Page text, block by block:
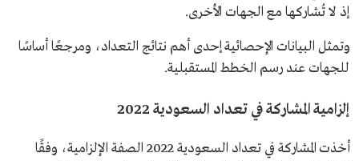
إذ لا تُشاركها مع الجهات الأخرى.
وتمثل البيانات الإحصائية إحدى أهم نتائج التعداد، ومرجعًا أساسًا
للجهات عند رسم الخطط المستقبلية.
إلزامية المشاركة في تعداد السعودية 2022
أخذت المشاركة في تعداد السعودية 2022 الصفة الإلزامية، وفقًا